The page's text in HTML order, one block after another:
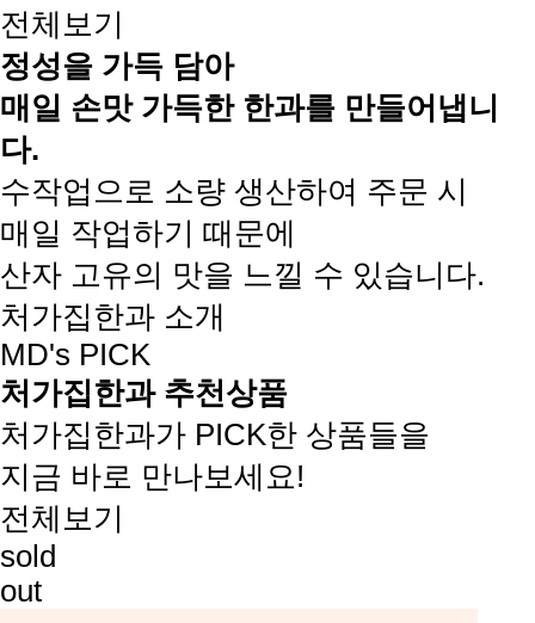
전체보기
정성을 가득 담아
매일 손맛 가득한 한과를 만들어냅니
다.
수작업으로 소량 생산하여 주문 시
매일 작업하기 때문에
산자 고유의 맛을 느낄 수 있습니다.
처가집한과 소개
MD's PICK
처가집한과 추천상품
처가집한과가 PICK한 상품들을
지금 바로 만나보세요!
전체보기
sold
out